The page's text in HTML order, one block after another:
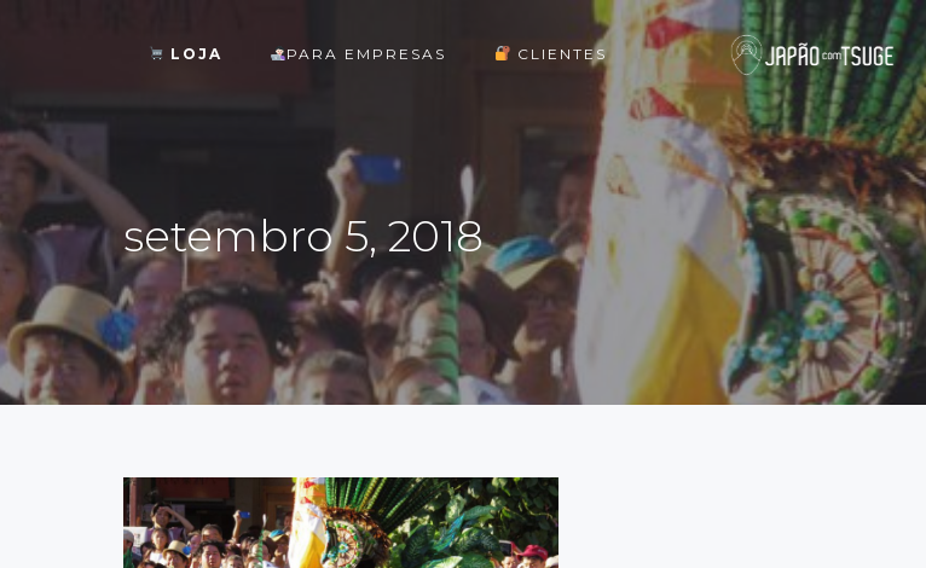
LOJA PARA EMPRESAS CLIENTES
setembro 5, 2018